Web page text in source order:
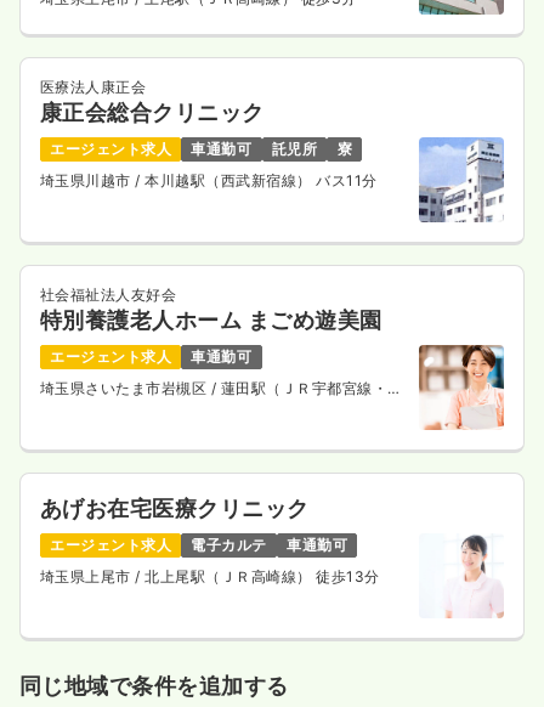
医療法人康正会
康正会総合クリニック
エージェント求人 車通勤可 託児所
寮
埼玉県川越市/ 本川越駅（西武新宿線） バス11分
社会福祉法人友好会
特別養護老人ホーム まごめ遊美園
エージェント求人
車通勤可
埼玉県さいたま市岩槻区 / 蓮田駅（ＪＲ宇都宮線・Ｊ
あげお在宅医療クリニック
エージェント求人 電子カルテ
車通勤可
埼玉県上尾市/ 北上尾駅（ＪＲ高崎線） 徒歩13分
同じ地域で条件を追加する